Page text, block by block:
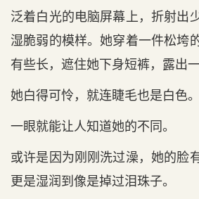
泛着白光的电脑屏幕上，折射出
湿脆弱的模样。她穿着一件松垮
有些长，遮住她下身短裤，露出
她白得可怜，就连睫毛也是白色。
一眼就能让人知道她的不同。
或许是因为刚刚洗过澡，她的脸
更是湿润到像是掉过泪珠子。